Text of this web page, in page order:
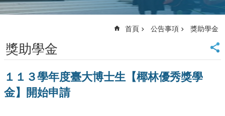
頁
覽
大
首
頁
首頁 公告事項 獎助學金
獎助學金
１１３學年度臺大博士生【椰林優秀獎學
金】開始申請